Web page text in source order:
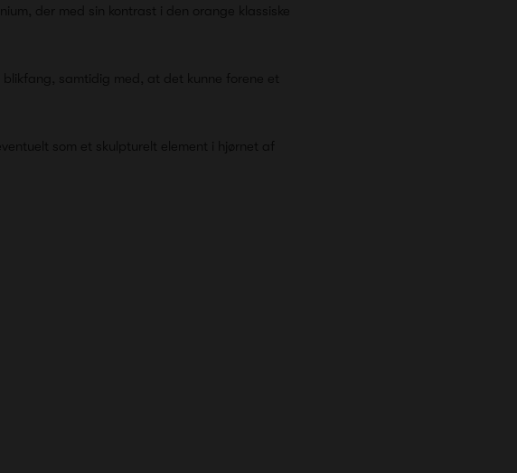
der med sin kontrast i den orange klassiske
samtidig med, at det kunne forene et
som et skulpturelt element i hjørnet af